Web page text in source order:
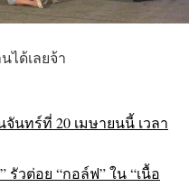
ได้เลยจ้า
นทร์ที่ 20 เมษายนนี้ เวลา
รัวต่อย “กอล์ฟ” ใน “เนื้อ